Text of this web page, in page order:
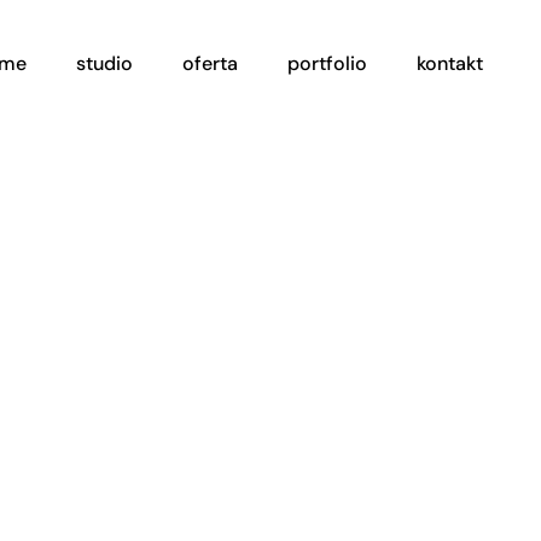
studio oferta portfolio kontakt